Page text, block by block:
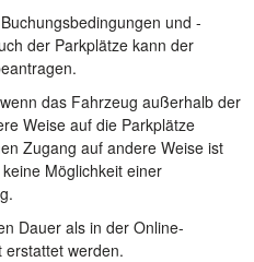
und -
der Parkplätze kann der
das Fahrzeug außerhalb der
Weise auf die Parkplätze
Zugang auf andere Weise ist
Möglichkeit einer
Dauer als in der Online-
erstattet werden.